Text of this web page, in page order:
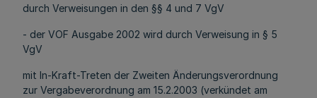
durch Verweisungen in den §§ 4 und 7 VgV
- der VOF Ausgabe 2002 wird durch Verweisung in § 5
VgV
mit In-Kraft-Treten der Zweiten Änderungsverordnung
zur Vergabeverordnung am 15.2.2003 (verkündet am